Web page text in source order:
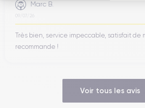
Marc B.
09/07/26
Très bien, service impeccable, satisfait de
recommande !
Voir tous les avis